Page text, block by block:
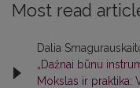
Most read
Dalia
„Dažnai būnu
Mokslas ir praktika: